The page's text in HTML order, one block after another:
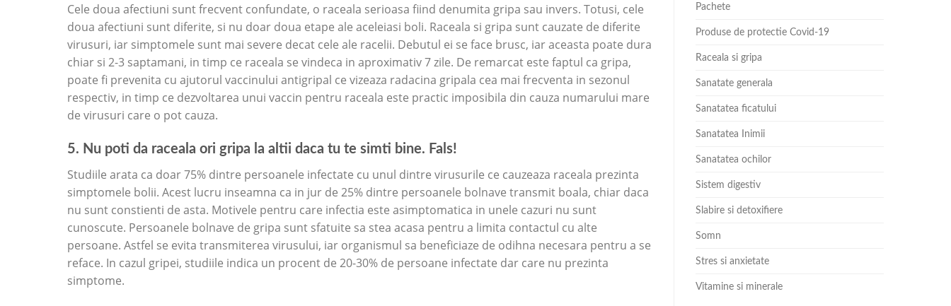
Cele doua afectiuni sunt frecvent confundate, o raceala serioasa fiind denumita gripa sau invers. Totusi, cele
doua afectiuni sunt diferite, si nu doar doua etape ale aceleiasi boli. Raceala si gripa sunt cauzate de diferite
virusuri, iar simptomele sunt mai severe decat cele ale racelii. Debutul ei se face brusc, iar aceasta poate dura
chiar si 2-3 saptamani, in timp ce raceala se vindeca in aproximativ 7 zile. De remarcat este faptul ca gripa,
poate fi prevenita cu ajutorul vaccinului antigripal ce vizeaza radacina gripala cea mai frecventa in sezonul
respectiv, in timp ce dezvoltarea unui vaccin pentru raceala este practic imposibila din cauza numarului mare
de virusuri care o pot cauza.
5. Nu poti da raceala ori gripa la altii daca tu te simti bine. Fals!
Studiile arata ca doar 75% dintre persoanele infectate cu unul dintre virusurile ce cauzeaza raceala prezinta
simptomele bolii. Acest lucru inseamna ca in jur de 25% dintre persoanele bolnave transmit boala, chiar daca
nu sunt constienti de asta. Motivele pentru care infectia este asimptomatica in unele cazuri nu sunt
cunoscute. Persoanele bolnave de gripa sunt sfatuite sa stea acasa pentru a limita contactul cu alte
persoane. Astfel se evita transmiterea virusului, iar organismul sa beneficiaze de odihna necesara pentru a se
reface. In cazul gripei, studiile indica un procent de 20-30% de persoane infectate dar care nu prezinta
simptome.
Pachete
Produse de protectie Covid-19
Raceala si gripa
Sanatate generala
Sanatatea ficatului
Sanatatea Inimii
Sanatatea ochilor
Sistem digestiv
Slabire si detoxifiere
Somn
Stres si anxietate
Vitamine si minerale